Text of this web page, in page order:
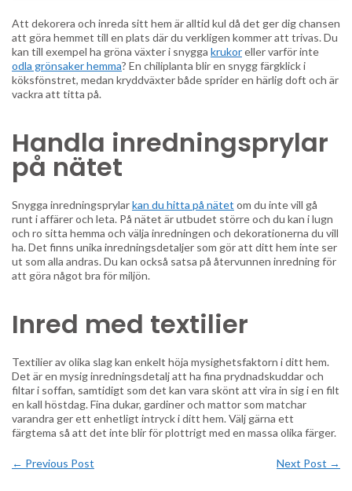
Att dekorera och inreda sitt hem är alltid kul då det ger dig chansen
att göra hemmet till en plats där du verkligen kommer att trivas. Du
kan till exempel ha gröna växter i snygga krukoreller varför inte
odla grönsaker hemma? En chiliplanta blir en snygg färgklick i
köksfönstret, medan kryddväxter både sprider en härlig doft och är
vackra att titta på.
Handla inredningsprylar
på nätet
Snygga inredningsprylarkan du hitta på nätet om du inte vill gå
runt i affärer och leta. På nätet är utbudet större och du kan i lugn
och ro sitta hemma och välja inredningen och dekorationerna du vill
ha. Det finns unika inredningsdetaljer som gör att ditt hem inte ser
ut som alla andras. Du kan också satsa på återvunnen inredning för
att göra något bra för miljön.
Inred med textilier
Textilier av olika slag kan enkelt höja mysighetsfaktorn i ditt hem.
Det är en mysig inredningsdetalj att ha fina prydnadskuddar och
filtar i soffan, samtidigt som det kan vara skönt att vira in sig i en filt
en kall höstdag. Fina dukar, gardiner och mattor som matchar
varandra ger ett enhetligt intryck i ditt hem. Välj gärna ett
färgtema så att det inte blir för plottrigt med en massa olika färger.
← Previous Post Next Post →